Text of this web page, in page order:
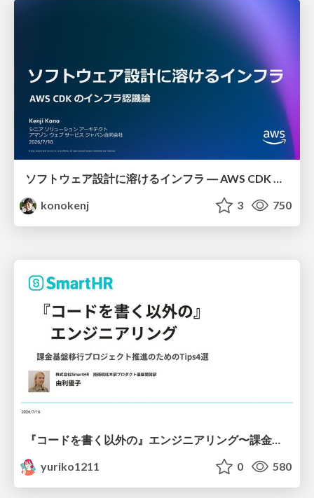
ソフトウェア設計に溶けるインフラ ― AWS CDK のインフラ認識論
konokenj
3 750
yuriko1211
0 580